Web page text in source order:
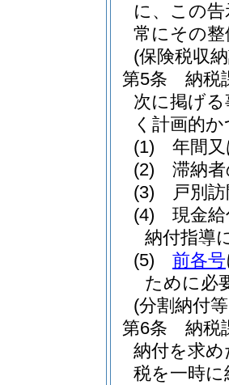
に、この
常にその
(保険税収
第5条
納税
次に掲げ
く計画的
(1)
年間
(2)
滞納
(3)
戸別
(4)
現金
納付指導
(5)
前各号
ために必
(分割納付
第6条
納税
納付を求
税を一時